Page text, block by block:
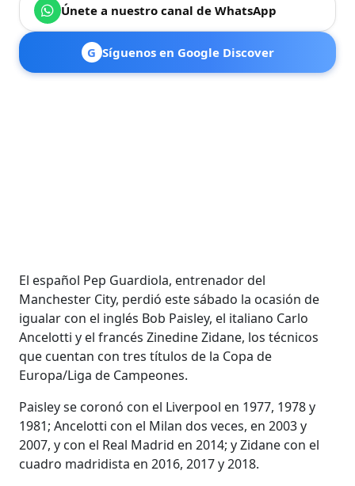
Únete a nuestro canal de WhatsApp
G Síguenos en Google Discover
El español Pep Guardiola, entrenador del
Manchester City, perdió este sábado la ocasión de
igualar con el inglés Bob Paisley, el italiano Carlo
Ancelotti y el francés Zinedine Zidane, los técnicos
que cuentan con tres títulos de la Copa de
Europa/Liga de Campeones.
Paisley se coronó con el Liverpool en 1977, 1978 y
1981; Ancelotti con el Milan dos veces, en 2003 y
2007, y con el Real Madrid en 2014; y Zidane con el
cuadro madridista en 2016, 2017 y 2018.